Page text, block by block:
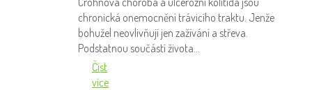
chronická onemocnění trávicího traktu. Jenže
bohužel neovlivňují jen zažívání a střeva.
Podstatnou součástí života…
Číst
více